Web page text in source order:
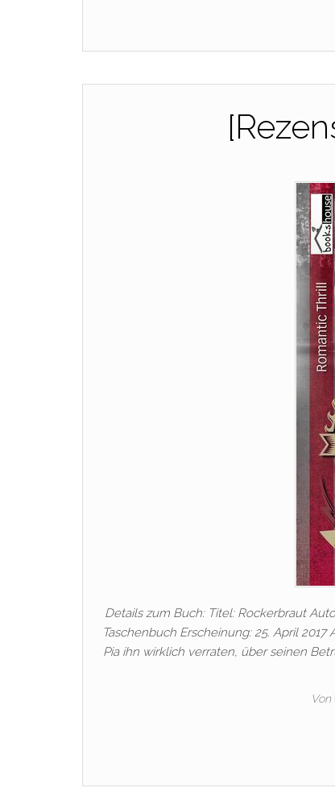
Details zum Buch: Titel: Rockerbraut
Taschenbuch Erscheinung: 25. April
Pia ihn wirklich verraten, über seinen
Von